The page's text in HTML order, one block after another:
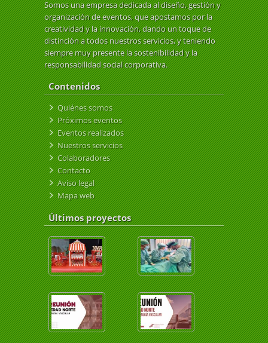
Somos una empresa dedicada al diseño, gestión y
organización de eventos, que apostamos por la
creatividad y la innovación, dando un toque de
distinción a todos nuestros servicios, y teniendo
siempre muy presente la sostenibilidad y la
responsabilidad social corporativa.
Contenidos
Quiénes somos
Próximos eventos
Eventos realizados
Nuestros servicios
Colaboradores
Contacto
Aviso legal
Mapa web
Últimos proyectos